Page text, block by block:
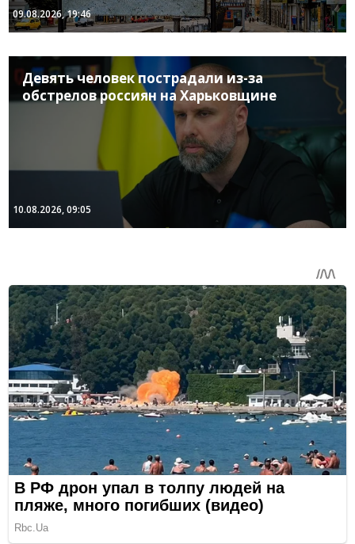
09.08.2026, 19:46
Девять человек пострадали из-за
обстрелов россиян на Харьковщине
10.08.2026, 09:05